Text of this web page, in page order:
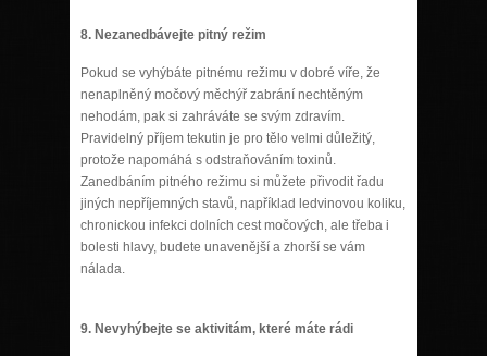
8. Nezanedbávejte pitný režim
Pokud se vyhýbáte pitnému režimu v dobré víře, že
nenaplněný močový měchýř zabrání nechtěným
nehodám, pak si zahráváte se svým zdravím.
Pravidelný příjem tekutin je pro tělo velmi důležitý,
protože napomáhá s odstraňováním toxinů.
Zanedbáním pitného režimu si můžete přivodit řadu
jiných nepříjemných stavů, například ledvinovou koliku,
chronickou infekci dolních cest močových, ale třeba i
bolesti hlavy, budete unavenější a zhorší se vám
nálada.
9. Nevyhýbejte se aktivitám, které máte rádi